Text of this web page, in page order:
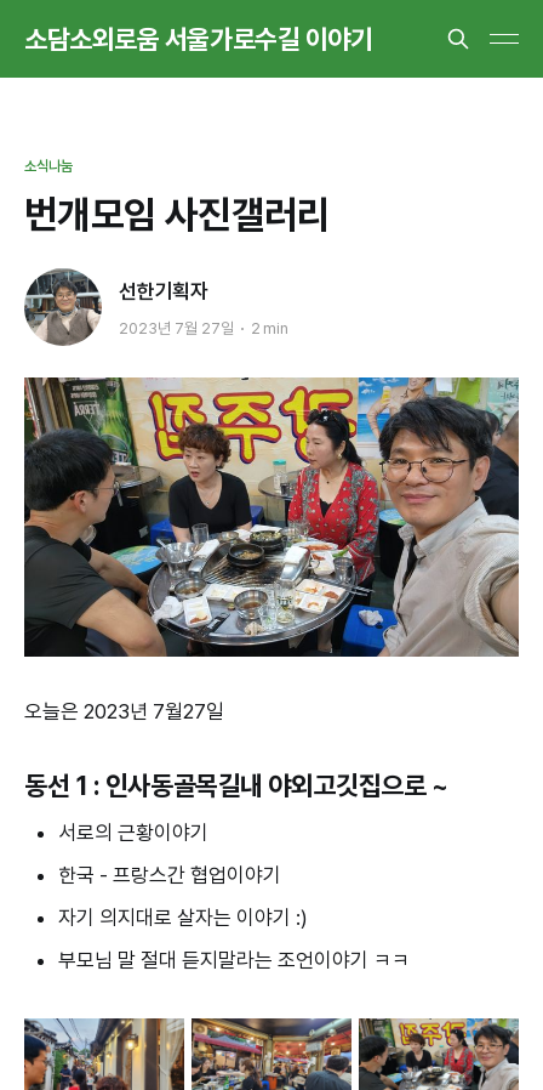
소담소외로움 서울가로수길 이야기
소식나눔
번개모임 사진갤러리
선한기획자
2023년 7월 27일 2 min
오늘은 2023년 7월27일
동선 1 : 인사동골목길내 야외고깃집으로 ~
서로의 근황이야기
한국 - 프랑스간 협업이야기
자기 의지대로 살자는 이야기 :)
부모님 말 절대 듣지말라는 조언이야기 ㅋㅋ